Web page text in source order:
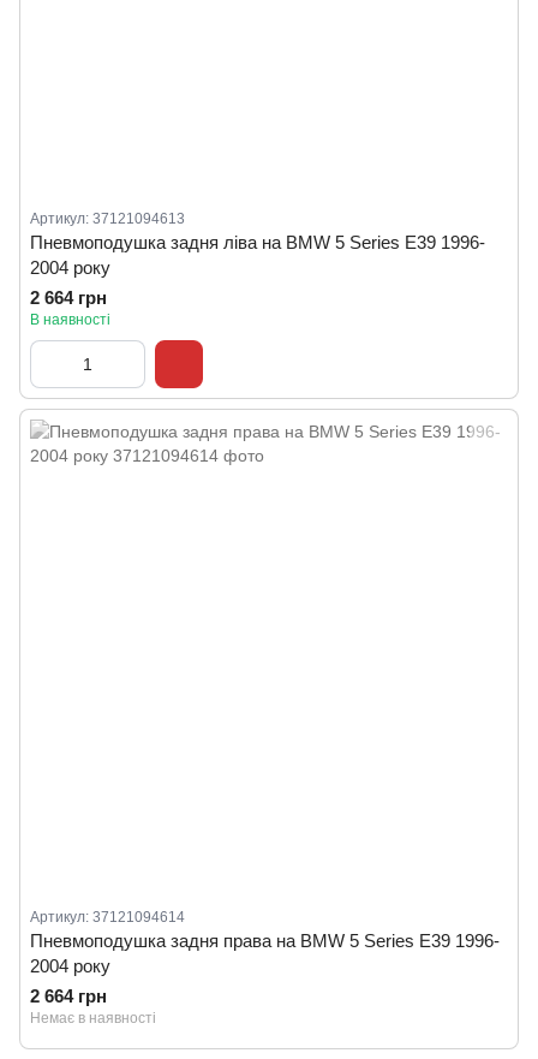
Артикул: 37121094613
Пневмоподушка задня ліва на BMW 5 Series E39 1996-
2004 року
2 664 грн
В наявності
Артикул: 37121094614
Пневмоподушка задня права на BMW 5 Series E39 1996-
2004 року
2 664 грн
Немає в наявності